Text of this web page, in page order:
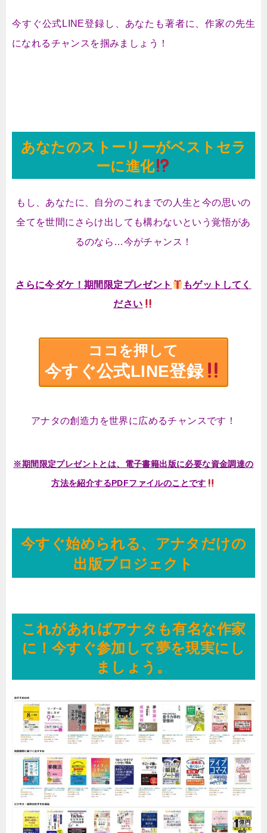
今すぐ公式LINE登録し、あなたも著者に、作家の先生
になれるチャンスを掴みましょう！
あなたのストーリーがベストセラ
ーに進化
もし、あなたに、自分のこれまでの人生と今の思いの
全てを世間にさらけ出しても構わないという覚悟があ
るのなら…今がチャンス！
さらに今ダケ！期間限定プレゼント
もゲットしてく
ださい
ココを押して
今すぐ公式LINE登録
アナタの創造力を世界に広めるチャンスです！
※期間限定プレゼントとは、電子書籍出版に必要な資金調達の
方法を紹介するPDFファイルのことです
今すぐ始められる、アナタだけの
出版プロジェクト
これがあればアナタも有名な作家
に！今すぐ参加して夢を現実にし
ましょう。